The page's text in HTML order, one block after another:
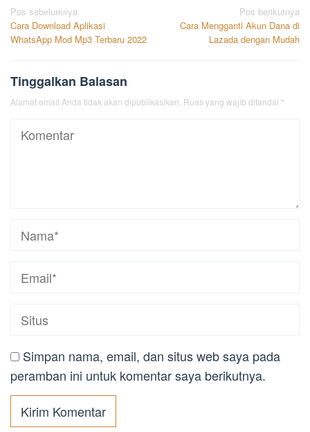
Navigasi
pos
Pos sebelumnya
Cara Download Aplikasi
WhatsApp Mod Mp3 Terbaru 2022
Pos berikutnya
Cara Mengganti Akun Dana di
Lazada dengan Mudah
Tinggalkan Balasan
Alamat email Anda tidak akan dipublikasikan. Ruas yang wajib ditandai *
Simpan nama, email, dan situs web saya pada
peramban ini untuk komentar saya berikutnya.